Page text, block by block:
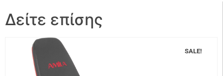
Δείτε επίσης
SALE!